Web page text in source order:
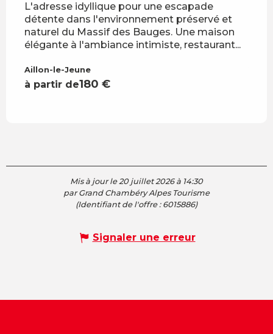
à partir de180 €
L'adresse idyllique pour une escapade
détente dans l'environnement préservé et
naturel du Massif des Bauges. Une maison
élégante à l'ambiance intimiste, restaurant...
Aillon-le-Jeune
Mis à jour le 20 juillet 2026 à 14:30
par Grand Chambéry Alpes Tourisme
(Identifiant de l'offre : 6015886)
Signaler une erreur